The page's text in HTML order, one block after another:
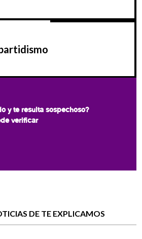
y te resulta sospechoso?
verificar
DE TE EXPLICAMOS